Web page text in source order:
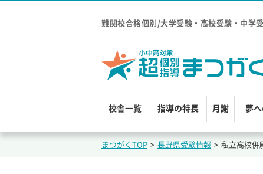
難関校合格個別/大学受験・高校受験・中学
校舎一覧 指導の特長 月謝 夢
まつがくTOP > 長野県受験情報 > 私立高校併